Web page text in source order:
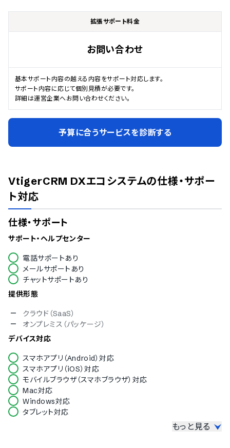
拡張サポート料金
お問い合わせ
基本サポート内容の越える内容をサポート対応します。
サポート内容に応じて個別見積が必要です。
詳細は運営企業へお問い合わせください。
予算に合うサービスを診断する
VtigerCRM DXエコシステムの仕様・サポー
ト対応
仕様・サポート
サポート・ヘルプセンター
電話サポートあり
メールサポートあり
チャットサポートあり
提供形態
クラウド（SaaS）
オンプレミス（パッケージ）
デバイス対応
スマホアプリ（Android）対応
スマホアプリ（iOS）対応
モバイルブラウザ（スマホブラウザ）対応
Mac対応
Windows対応
タブレット対応
もっと見る